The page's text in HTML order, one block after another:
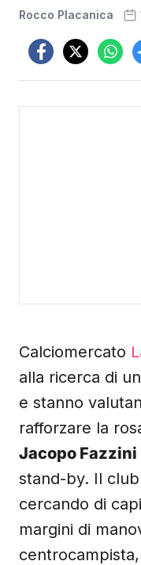
Rocco Placanica
Calciomercato
alla ricerca di
e stanno
rafforzare la
Jacopo Fazzini
stand-by. Il
cercando di
margini di